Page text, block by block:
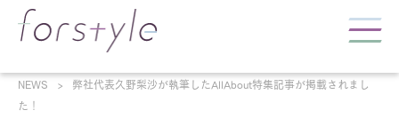
NEWS
弊社代表久野梨沙が執筆したAllAbout特集記事が掲載されまし
た！